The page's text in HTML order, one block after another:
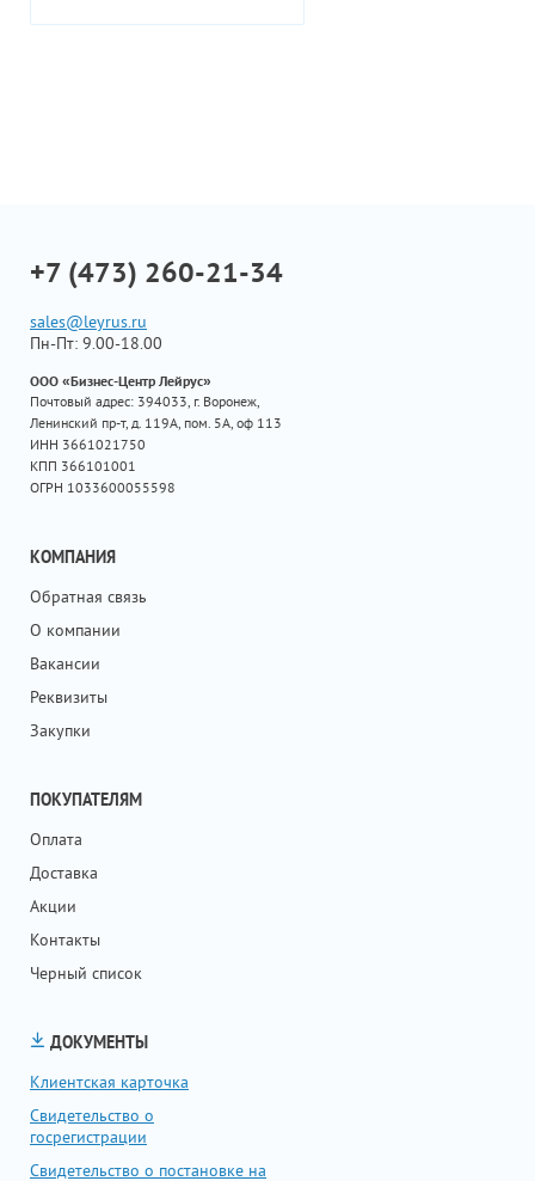
+7 (473) 260-21-34
sales@leyrus.ru
Пн-Пт: 9.00-18.00
ООО «Бизнес-Центр Лейрус»
Почтовый адрес: 394033, г. Воронеж,
Ленинский пр-т, д. 119А, пом. 5А, оф 113
ИНН 3661021750
КПП 366101001
ОГРН 1033600055598
КОМПАНИЯ
Обратная связь
О компании
Вакансии
Реквизиты
Закупки
ПОКУПАТЕЛЯМ
Оплата
Доставка
Акции
Контакты
Черный список
ДОКУМЕНТЫ
Клиентская карточка
Свидетельство о
госрегистрации
Свидетельство о постановке на